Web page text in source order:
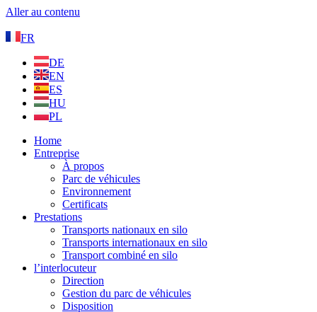
Aller au contenu
FR
DE
EN
ES
HU
PL
Home
Entreprise
À propos
Parc de véhicules
Environnement
Certificats
Prestations
Transports nationaux en silo
Transports internationaux en silo
Transport combiné en silo
l’interlocuteur
Direction
Gestion du parc de véhicules
Disposition